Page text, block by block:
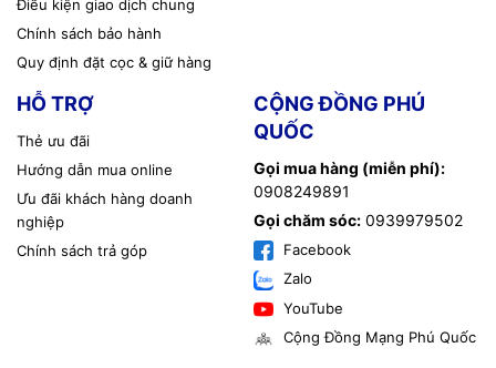
Điều kiện giao dịch chung
Chính sách bảo hành
Quy định đặt cọc & giữ hàng
HỖ TRỢ
Thẻ ưu đãi
Hướng dẫn mua online
Ưu đãi khách hàng doanh
nghiệp
Chính sách trả góp
CỘNG ĐỒNG PHÚ
QUỐC
Gọi mua hàng (miễn phí):
0908249891
Gọi chăm sóc: 0939979502
Facebook
Zalo
YouTube
Cộng Đồng Mạng Phú Quốc